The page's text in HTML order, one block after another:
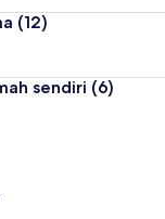
(12)
sendiri (6)